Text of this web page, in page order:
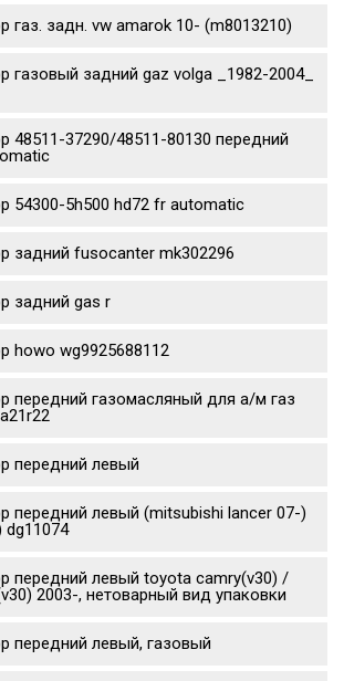
газ. задн. vw amarok 10- (m8013210)
газовый задний gaz volga _1982-2004_
48511-37290/48511-80130 передний
54300-5h500 hd72 fr automatic
задний fusocanter mk302296
задний gas r
howo wg9925688112
передний газомасляный для а/м газ
передний левый
передний левый (mitsubishi lancer 07-)
dg11074
передний левый toyota camry(v30) /
2003-, нетоварный вид упаковки
передний левый, газовый